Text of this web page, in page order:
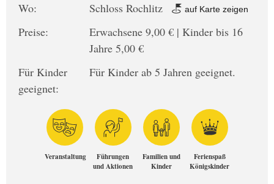
Wo:
Schloss Rochlitz auf Karte zeigen
Preise:
Erwachsene 9,00 € | Kinder bis 16
Jahre 5,00 €
Für Kinder
geeignet:
Für Kinder ab 5 Jahren geeignet.
Veranstaltung
Führungen
und Aktionen
Familien und
Kinder
Ferienspaß
Königskinder